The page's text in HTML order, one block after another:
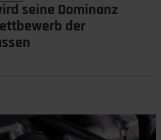
seine Dominanz
der